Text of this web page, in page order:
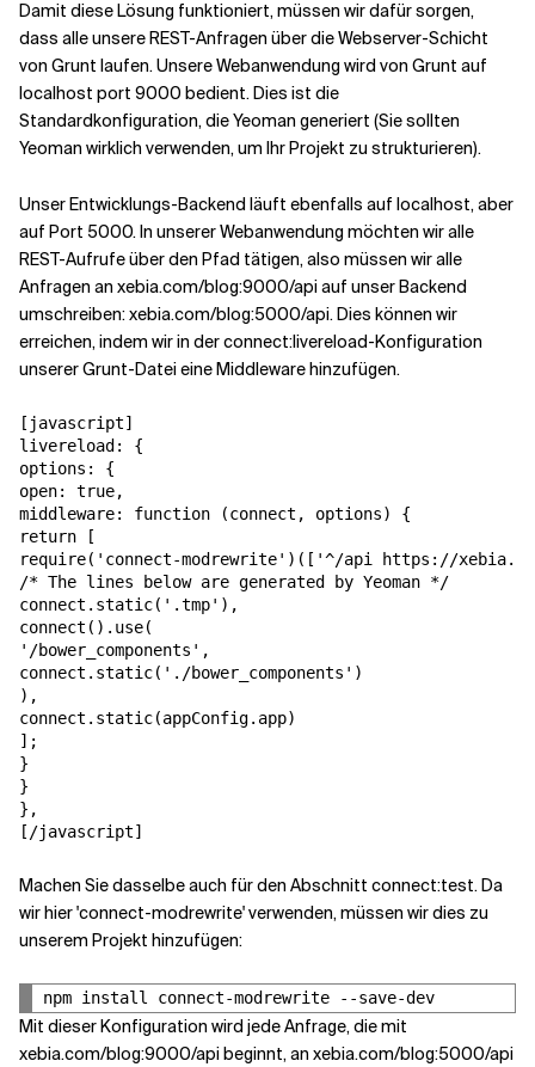
Damit diese Lösung funktioniert, müssen wir dafür sorgen,
dass alle unsere REST-Anfragen über die Webserver-Schicht
von Grunt laufen. Unsere Webanwendung wird von Grunt auf
localhost port 9000 bedient. Dies ist die
Standardkonfiguration, die Yeoman generiert (Sie sollten
Yeoman wirklich verwenden, um Ihr Projekt zu strukturieren).
Unser Entwicklungs-Backend läuft ebenfalls auf localhost, aber
auf Port 5000. In unserer Webanwendung möchten wir alle
REST-Aufrufe über den Pfad tätigen, also müssen wir alle
Anfragen an xebia.com/blog:9000/api auf unser Backend
umschreiben: xebia.com/blog:5000/api. Dies können wir
erreichen, indem wir in der connect:livereload-Konfiguration
unserer Grunt-Datei eine Middleware hinzufügen.
[javascript]
livereload: {
options: {
open: true,
middleware: function (connect, options) {
return [
require('connect-modrewrite')(['^/api https://
/* The lines below are generated by Yeoman */
connect.static('.tmp'),
connect().use(
'/bower_components',
connect.static('./bower_components')
),
connect.static(appConfig.app)
];
}
}
},
[/javascript]
Machen Sie dasselbe auch für den Abschnitt connect:test. Da
wir hier 'connect-modrewrite' verwenden, müssen wir dies zu
unserem Projekt hinzufügen:
npm install connect-modrewrite --save-dev
Mit dieser Konfiguration wird jede Anfrage, die mit
xebia.com/blog:9000/api beginnt, an xebia.com/blog:5000/api